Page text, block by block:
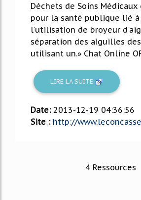
Déchets de Soins Médicaux
pour la santé publique lié
l'utilisation de broyeur
séparation des aiguilles
utilisant un.» Chat Online
LIRE LA SUITE
Date: 2013-12-19 04:36:56
Site : http://
4 Ressources